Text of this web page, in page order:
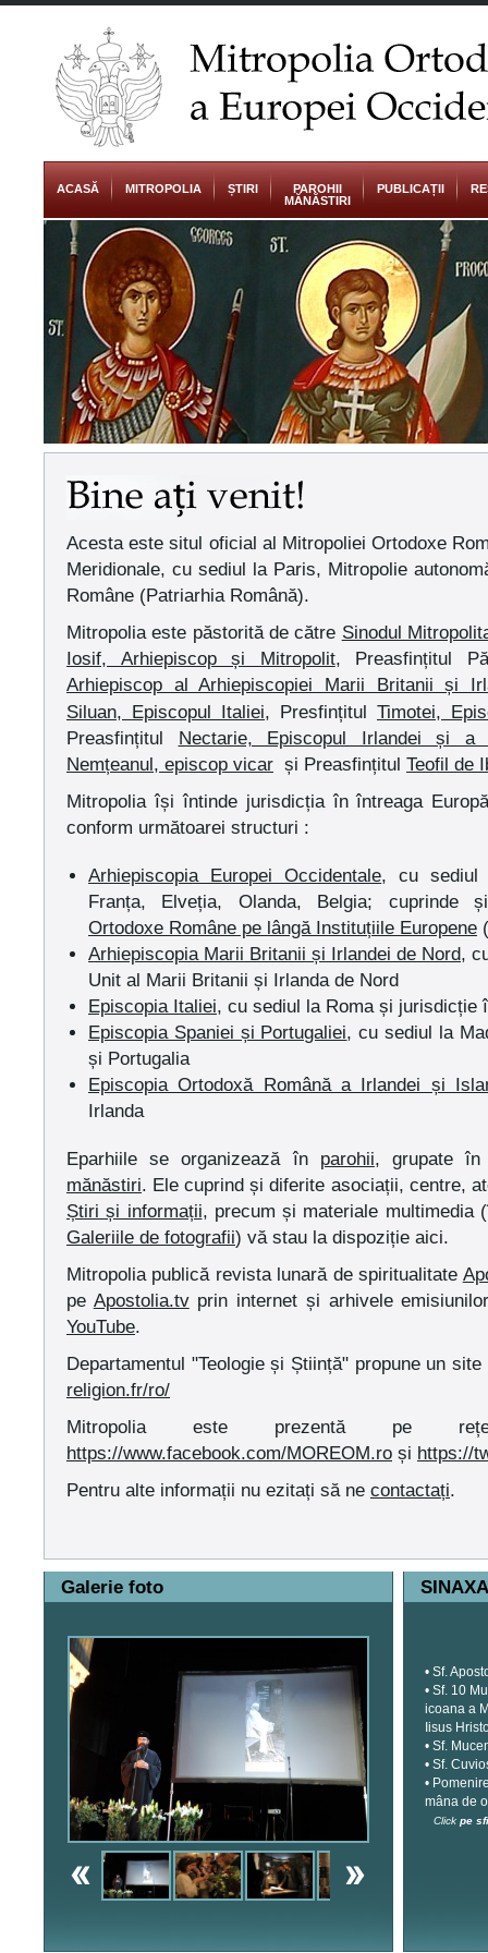
ACASĂ MITROPOLIA ȘTIRI
PAROHII
MĂNĂSTIRI
PUBLICAȚII
Acesta este situl oficial al Mitropoliei Ortodoxe
Meridionale, cu sediul la Paris, Mitropolie
Române (Patriarhia Română).
Mitropolia este păstorită de către Sinodul
Iosif, Arhiepiscop și Mitropolit, Preasfințitul
Arhiepiscop al Arhiepiscopiei Marii Britanii și
Siluan, Episcopul Italiei, Presfințitul Timotei,
Preasfințitul
Nectarie, Episcopul Irlandei și a
Nemțeanul, episcop vicar și Preasfințitul Teofil de
Mitropolia își întinde jurisdicția în întreaga
conform următoarei structuri :
Arhiepiscopia Europei Occidentale, cu sediul
Franța, Elveția, Olanda, Belgia; cuprinde
Ortodoxe Române pe lângă Instituțiile Europene
Arhiepiscopia Marii Britanii și Irlandei de Nord,
Unit al Marii Britanii și Irlanda de Nord
Episcopia Italiei, cu sediul la Roma și jurisdicție
Episcopia Spaniei și Portugaliei, cu sediul la
și Portugalia
Episcopia Ortodoxă Română a Irlandei și
Irlanda
Eparhiile se organizează în parohii, grupate
mănăstiri. Ele cuprind și diferite asociații, centre,
Știri și informații, precum și materiale multimedia
Galeriile de fotografii) vă stau la dispoziție aici.
Mitropolia publică revista lunară de spiritualitate
pe Apostolia.tvprin internet și arhivele
YouTube.
Departamentul "Teologie și Știință" propune un
religion.fr/ro/
Mitropolia este prezentă pe
https://www.facebook.com/MOREOM.ro și https://
Pentru alte informații nu ezitați să ne contactați.
Galerie foto
• Sf.
• Sf. 10
icoana a
Iisus
• Sf.
• Sf.
•
mâna de
Click pe